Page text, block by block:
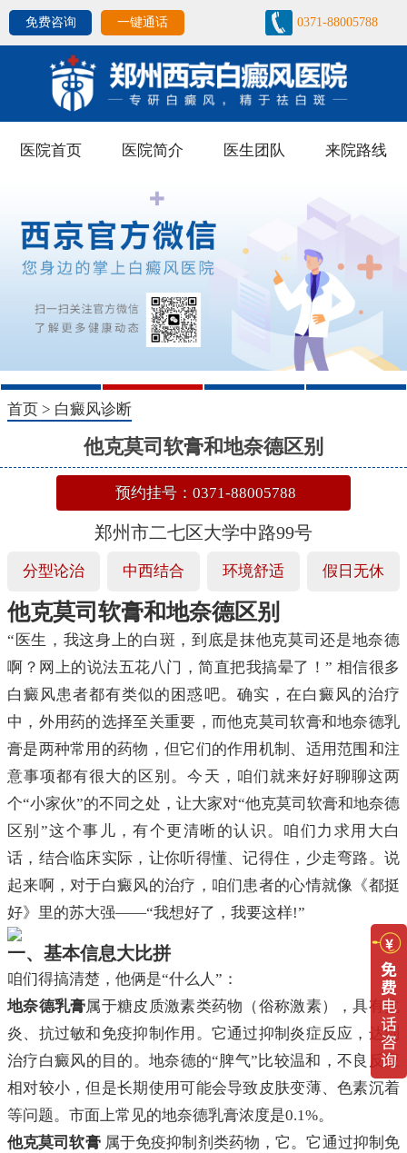
免费咨询 一键通话 0371-88005788
医院首页 医院简介 医生团队 来院路线
1 2 3 4
首页 > 白癜风诊断
他克莫司软膏和地奈德区别
预约挂号：0371-88005788
郑州市二七区大学中路99号
分型论治 中西结合 环境舒适 假日无休
他克莫司软膏和地奈德区别
“医生，我这身上的白斑，到底是抹他克莫司还是地奈德
啊？网上的说法五花八门，简直把我搞晕了！” 相信很多
白癜风患者都有类似的困惑吧。确实，在白癜风的治疗
中，外用药的选择至关重要，而他克莫司软膏和地奈德乳
膏是两种常用的药物，但它们的作用机制、适用范围和注
意事项都有很大的区别。今天，咱们就来好好聊聊这两
个“小家伙”的不同之处，让大家对“他克莫司软膏和地奈德
区别”这个事儿，有个更清晰的认识。咱们力求用大白
话，结合临床实际，让你听得懂、记得住，少走弯路。说
起来啊，对于白癜风的治疗，咱们患者的心情就像《都挺
好》里的苏大强——“我想好了，我要这样!”
一、基本信息大比拼
咱们得搞清楚，他俩是“什么人”：
地奈德乳膏属于糖皮质激素类药物（俗称激素），具有抗
炎、抗过敏和免疫抑制作用。它通过抑制炎症反应，达到
治疗白癜风的目的。地奈德的“脾气”比较温和，不良反应
相对较小，但是长期使用可能会导致皮肤变薄、色素沉着
等问题。市面上常见的地奈德乳膏浓度是0.1%。
他克莫司软膏属于免疫抑制剂类药物，它。它通过抑制免